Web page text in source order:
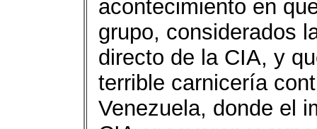
acontecimiento en
grupo, considerados
directo de la CIA, y
terrible carnicería
Venezuela, donde el